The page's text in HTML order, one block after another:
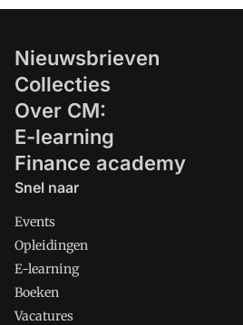
Nieuwsbrieven
Collecties
Over CM:
E-learning
Finance academy
Snel naar
Events
Opleidingen
E-learning
Boeken
Vacatures